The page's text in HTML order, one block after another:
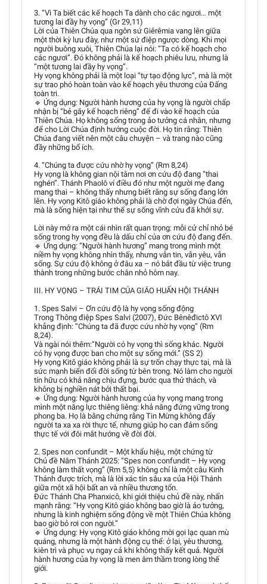
3. “Vì Ta biết các kế hoạch Ta dành cho các ngươi… một
tương lai đầy hy vọng” (Gr 29,11)
Lời của Thiên Chúa qua ngôn sứ Giêrêmia vang lên giữa
một thời kỳ lưu đày, như một sứ điệp ngược dòng. Khi mọi
người buông xuôi, Thiên Chúa lại nói: “Ta có kế hoạch cho
các ngươi”. Đó không phải là kế hoạch phiêu lưu, nhưng là
“một tương lai đầy hy vọng”.
Hy vọng không phải là một loại “tự tạo động lực”, mà là một
sự trao phó hoàn toàn vào kế hoạch yêu thương của Đấng
toàn tri.
🔹 Ứng dụng: Người hành hương của hy vọng là người chấp
nhận bị “bẻ gãy kế hoạch riêng” để đi vào kế hoạch của
Thiên Chúa. Họ không sống trong ảo tưởng cá nhân, nhưng
để cho Lời Chúa định hướng cuộc đời. Họ tin rằng: Thiên
Chúa đang viết nên một câu chuyện – và trang nào cũng
đầy những bổ ích.
4. “Chúng ta được cứu nhờ hy vọng” (Rm 8,24)
Hy vọng là không gian nội tâm nơi ơn cứu độ đang “thai
nghén”. Thánh Phaolô ví điều đó như một người mẹ đang
mang thai – không thấy nhưng biết rằng sự sống đang lớn
lên. Hy vọng Kitô giáo không phải là chờ đợi ngày Chúa đến,
mà là sống hiện tại như thể sự sống vĩnh cửu đã khởi sự.
Lời này mở ra một cái nhìn rất quan trọng: mỗi cử chỉ nhỏ bé
sống trong hy vọng đều là dấu chỉ của ơn cứu độ đang đến.
🔹 Ứng dụng: “Người hành hương” mang trong mình một
niềm hy vọng không nhìn thấy, nhưng vẫn tin, vẫn yêu, vẫn
sống. Sự cứu độ không ở đâu xa – nó bắt đầu từ việc trung
thành trong những bước chân nhỏ hôm nay.
III. HY VỌNG – TRÁI TIM CỦA GIÁO HUẤN HỘI THÁNH
1. Spes Salvi – Ơn cứu độ là hy vọng sống động
Trong Thông điệp Spes Salvi (2007), Đức Bênêđictô XVI
khẳng định: “Chúng ta đã được cứu nhờ hy vọng” (Rm
8,24).
Và ngài nói thêm:“Người có hy vọng thì sống khác. Người
có hy vọng được ban cho một sự sống mới.” (SS 2)
Hy vọng Kitô giáo không phải là sự trốn chạy thực tại, mà là
sức mạnh biến đổi đời sống từ bên trong. Nó làm cho người
tín hữu có khả năng chịu đựng, bước qua thử thách, và
không bị nghiền nát bởi thất bại.
🔹 Ứng dụng: Người hành hương của hy vọng mang trong
mình một năng lực thiêng liêng: khả năng đứng vững trong
phong ba. Họ là bằng chứng rằng Tin Mừng không đẩy
người ta xa xa rời thực tế, nhưng giúp họ can đảm sống
thực tế với đôi mắt hướng về đời đời.
2. Spes non confundit – Một khẩu hiệu, một chứng từ
Chủ đề Năm Thánh 2025: “Spes non confundit – Hy vọng
không làm thất vọng” (Rm 5,5) không chỉ là một câu Kinh
Thánh được trích, mà là lời xác tín sâu xa của Hội Thánh
giữa một xã hội bất an và nhiều thương tổn.
Đức Thánh Cha Phanxicô, khi giới thiệu chủ đề này, nhấn
mạnh rằng: “Hy vọng Kitô giáo không bao giờ là ảo tưởng,
nhưng là kinh nghiệm sống động về một Thiên Chúa không
bao giờ bỏ rơi con người.”
🔹 Ứng dụng: Hy vọng Kitô giáo không mời gọi lạc quan mù
quáng, nhưng là một hành động cụ thể: ở lại, yêu thương,
kiên trì và phục vụ ngay cả khi không thấy kết quả. Người
hành hương của hy vọng là men âm thầm trong lòng thế
giới.